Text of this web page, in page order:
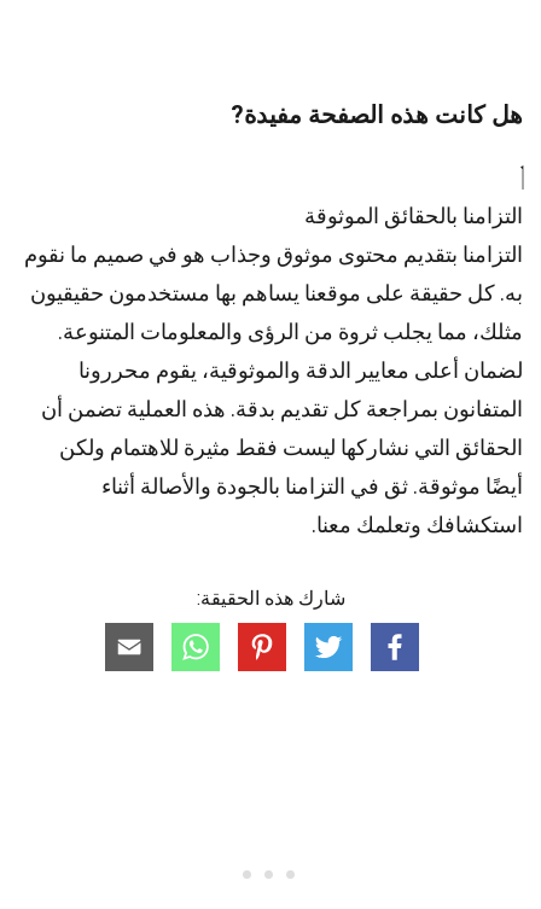
هل كانت هذه الصفحة مفيدة?
التزامنا بالحقائق الموثوقة
التزامنا بتقديم محتوى موثوق وجذاب هو في صميم ما نقوم
به. كل حقيقة على موقعنا يساهم بها مستخدمون حقيقيون
مثلك، مما يجلب ثروة من الرؤى والمعلومات المتنوعة.
لضمان أعلى معايير الدقة والموثوقية، يقوم محررونا
المتفانون بمراجعة كل تقديم بدقة. هذه العملية تضمن أن
الحقائق التي نشاركها ليست فقط مثيرة للاهتمام ولكن
أيضًا موثوقة. ثق في التزامنا بالجودة والأصالة أثناء
استكشافك وتعلمك معنا.
شارك هذه الحقيقة: